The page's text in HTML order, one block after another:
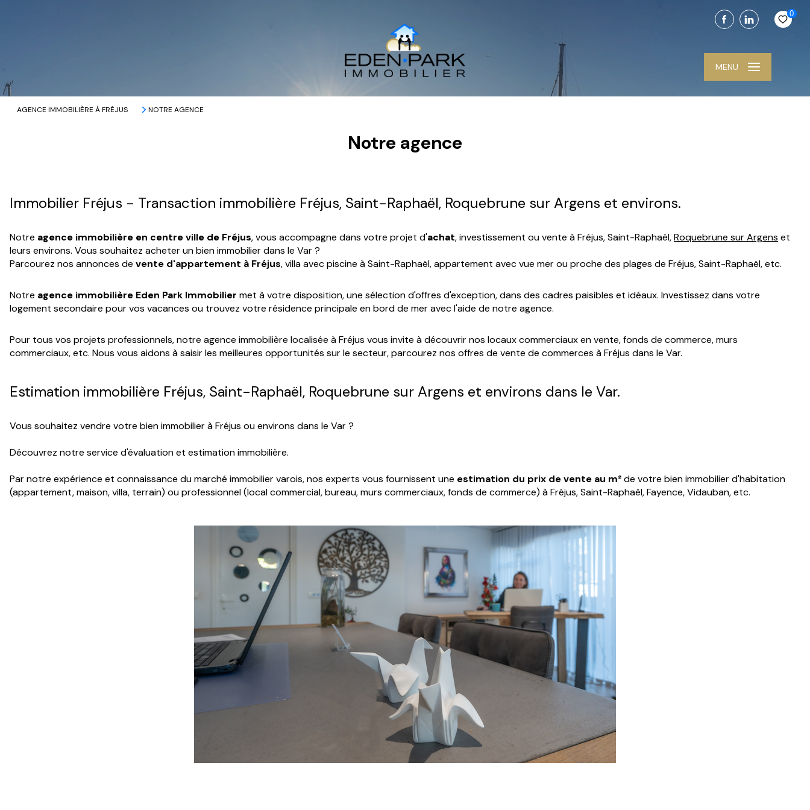
0
MENU
AGENCE IMMOBILIÈRE À FRÉJUS NOTRE AGENCE
Notre agence
Immobilier Fréjus - Transaction immobilière Fréjus, Saint-Raphaël, Roquebrune sur Argens et environs.
Notre agence immobilière en centre ville de Fréjus, vous accompagne dans votre projet d'achat, investissement ou vente à Fréjus, Saint-Raphaël,Roquebrune sur Argens et
leurs environs. Vous souhaitez acheter un bien immobilier dans le Var ?
Parcourez nos annonces de vente d'appartement à Fréjus, villa avec piscine à Saint-Raphaël, appartement avec vue mer ou proche des plages de Fréjus, Saint-Raphaël, etc.
Notre agence immobilière Eden Park Immobilier met à votre disposition, une sélection d'offres d'exception, dans des cadres paisibles et idéaux. Investissez dans votre
logement secondaire pour vos vacances ou trouvez votre résidence principale en bord de mer avec l'aide de notre agence.
Pour tous vos projets professionnels, notre agence immobilière localisée à Fréjus vous invite à découvrir nos locaux commerciaux en vente, fonds de commerce, murs
commerciaux, etc. Nous vous aidons à saisir les meilleures opportunités sur le secteur, parcourez nos offres de vente de commerces à Fréjus dans le Var.
Estimation immobilière Fréjus, Saint-Raphaël, Roquebrune sur Argens et environs dans le Var.
Vous souhaitez vendre votre bien immobilier à Fréjus ou environs dans le Var ?
Découvrez notre service d'évaluation et estimation immobilière.
Par notre expérience et connaissance du marché immobilier varois, nos experts vous fournissent une estimation du prix de vente au m²de votre bien immobilier d'habitation
(appartement, maison, villa, terrain) ou professionnel (local commercial, bureau, murs commerciaux, fonds de commerce) à Fréjus, Saint-Raphaël, Fayence, Vidauban, etc.